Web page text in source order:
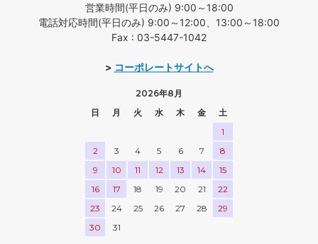
営業時間(平日のみ) 9:00～18:00
電話対応時間(平日のみ) 9:00～12:00、13:00～18:00
Fax : 03-5447-1042
> コーポレートサイトへ
2026年8月
日
月 火 水 木 金
土
1
2
3 4 5 6 7
8
9
10 11 12 13 14
15
16
17 18 19 20 21
22
23
24 25 26 27 28
29
30
31